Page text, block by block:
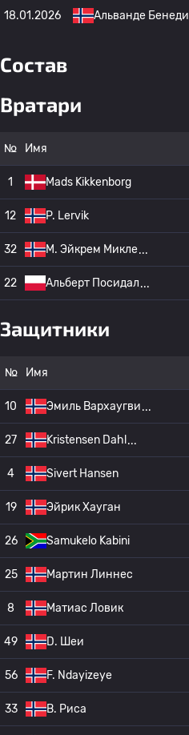
18.01.2026 Альванде Бенеди
Состав
Вратари
№ Имя
1 Mads Kikkenborg
12 P. Lervik
32 M. Эйкрем Микле
22 Альберт Посидал
Защитники
№ Имя
10 Эмиль Вархаугви
27 Kristensen Dahl
4 Sivert Hansen
19 Эйрик Хауган
26 Samukelo Kabini
25 Мартин Линнес
8 Матиас Ловик
49 D. Шеи
56 F. Ndayizeye
33 B. Риса